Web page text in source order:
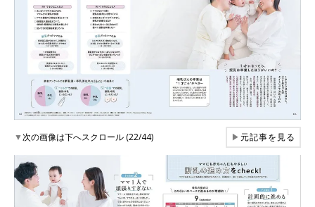
▼次の画像は下へスクロール (22/44) ▶元記事を見る